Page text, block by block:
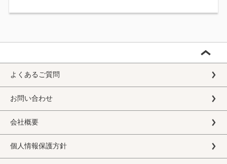
よくあるご質問
お問い合わせ
会社概要
個人情報保護方針